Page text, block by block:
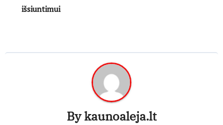
išsiuntimui
Bykaunoaleja.lt